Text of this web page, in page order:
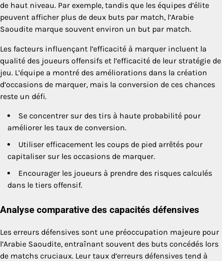
de haut niveau. Par exemple, tandis que les équipes d’élite
peuvent afficher plus de deux buts par match, l’Arabie
Saoudite marque souvent environ un but par match.
Les facteurs influençant l’efficacité à marquer incluent la
qualité des joueurs offensifs et l’efficacité de leur stratégie de
jeu. L’équipe a montré des améliorations dans la création
d’occasions de marquer, mais la conversion de ces chances
reste un défi.
Se concentrer sur des tirs à haute probabilité pour
améliorer les taux de conversion.
Utiliser efficacement les coups de pied arrêtés pour
capitaliser sur les occasions de marquer.
Encourager les joueurs à prendre des risques calculés
dans le tiers offensif.
Analyse comparative des capacités défensives
Les erreurs défensives sont une préoccupation majeure pour
l’Arabie Saoudite, entraînant souvent des buts concédés lors
de matchs cruciaux. Leur taux d’erreurs défensives tend à